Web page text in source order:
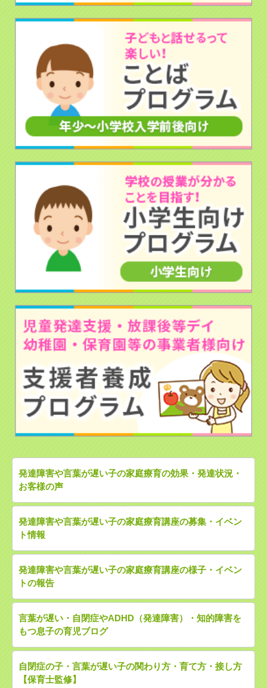
発達障害や言葉が遅い子の家庭療育の効果・発達状況・
お客様の声
発達障害や言葉が遅い子の家庭療育講座の募集・イベン
ト情報
発達障害や言葉が遅い子の家庭療育講座の様子・イベン
トの報告
言葉が遅い・自閉症やADHD（発達障害）・知的障害を
もつ息子の育児ブログ
自閉症の子・言葉が遅い子の関わり方・育て方・接し方
【保育士監修】